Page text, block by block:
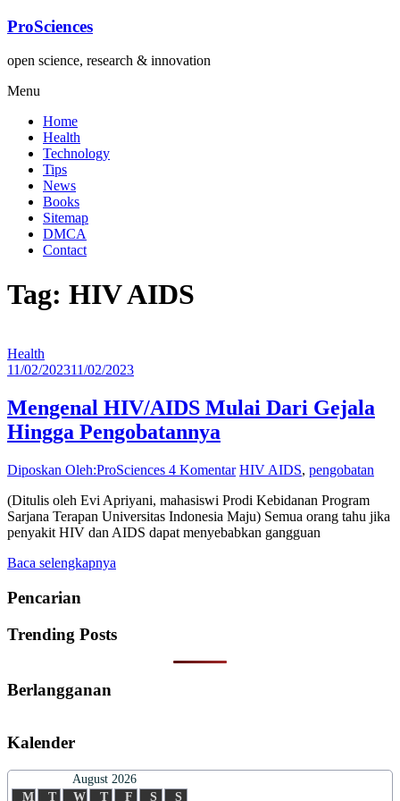
Lompat
konten
ProSciences
open science, research & innovation
Menu
Home
Health
Technology
Tips
News
Books
Sitemap
DMCA
Contact
Tag: HIV AIDS
Health
11/02/202311/02/2023
Mengenal HIV/AIDS Mulai Dari Gejala
Hingga Pengobatannya
Diposkan Oleh:ProSciences 4 Komentar HIV AIDS, pengobatan
(Ditulis oleh Evi Apriyani, mahasiswi Prodi Kebidanan Program
Sarjana Terapan Universitas Indonesia Maju) Semua orang tahu jika
penyakit HIV dan AIDS dapat menyebabkan gangguan
Baca selengkapnya
Pencarian
Trending Posts
Berlangganan
Kalender
August 2026
M
T W T F S S